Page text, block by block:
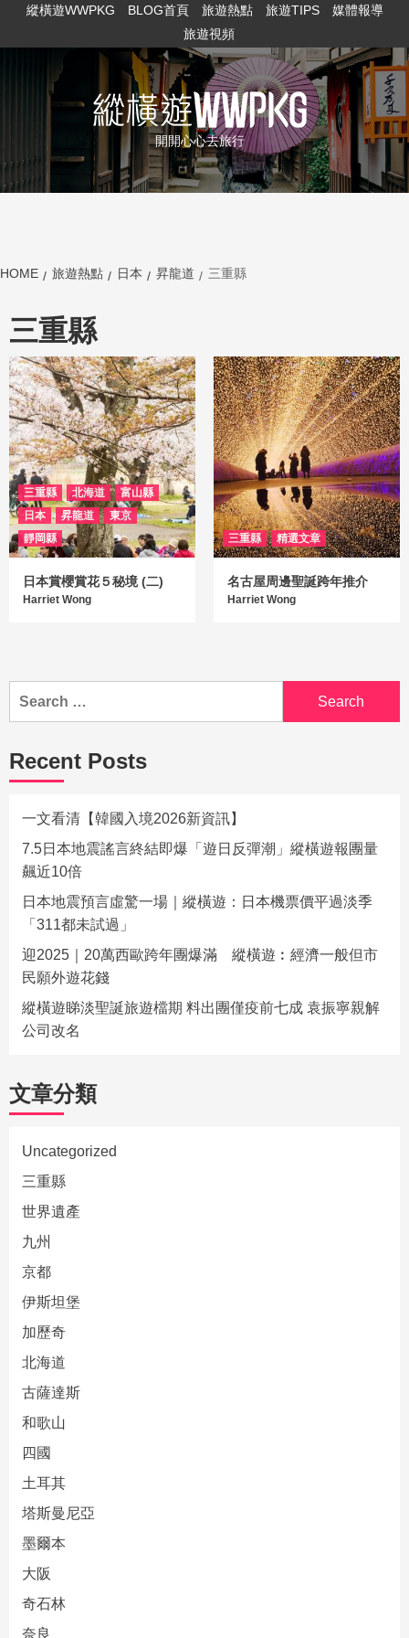
縱橫遊WWPKG BLOG首頁 旅遊熱點 旅遊TIPS
媒體報導
旅遊視頻
開開心心去旅行
HOME 旅遊熱點 日本 昇龍道 三重縣
三重縣
三重縣 北海道
富山縣
日本
昇龍道
東京
靜岡縣
日本賞櫻賞花５秘境 (二)
Harriet Wong
三重縣 精選文章
名古屋周邊聖誕跨年推介
Harriet Wong
Recent Posts
一文看清【韓國入境2026新資訊】
7.5日本地震謠言終結即爆「遊日反彈潮」縱橫遊報團量
飆近10倍
日本地震預言虛驚一場｜縱橫遊：日本機票價平過淡季
「311都未試過」
迎2025｜20萬西歐跨年團爆滿 縱橫遊︰經濟一般但市
民願外遊花錢
縱橫遊睇淡聖誕旅遊檔期 料出團僅疫前七成 袁振寧親解
公司改名
文章分類
Uncategorized
三重縣
世界遺產
九州
京都
伊斯坦堡
加歷奇
北海道
古薩達斯
和歌山
四國
土耳其
塔斯曼尼亞
墨爾本
大阪
奇石林
奈良